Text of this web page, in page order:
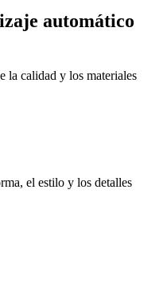
automático
la calidad y los materiales
el estilo y los detalles